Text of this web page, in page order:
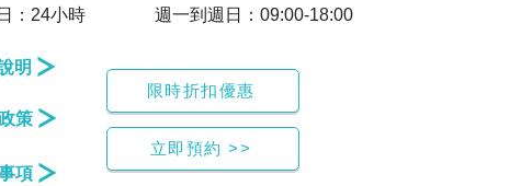
：24小時 週一到週日：09:00-18:00
明
策
項
限時折扣優惠
立即預約 >>